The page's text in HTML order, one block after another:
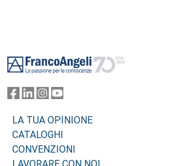
LA TUA OPINIONE
CATALOGHI
CONVENZIONI